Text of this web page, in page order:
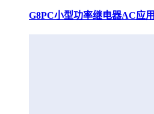
G8PC小型功率继电器AC应用